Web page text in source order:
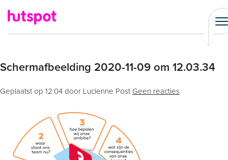
Schermafbeelding 2020-11-09 om 12.03.34
Geplaatst op 12:04door Lucienne Post Geen reacties